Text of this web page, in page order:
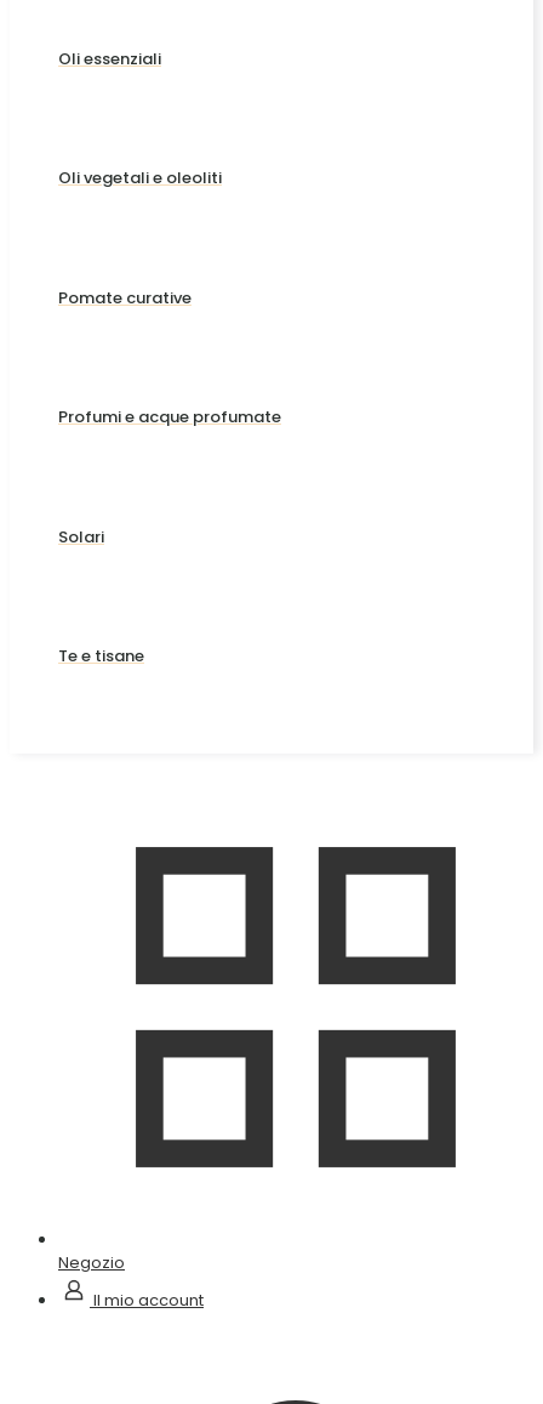
Oli essenziali
Oli vegetali e oleoliti
Pomate curative
Profumi e acque profumate
Solari
Te e tisane
Negozio
Il mio account